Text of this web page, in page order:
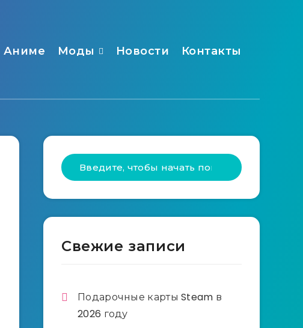
Аниме Моды Новости Контакты
Свежие записи
Подарочные карты Steam в
2026 году